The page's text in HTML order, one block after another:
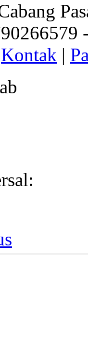
Kontak |